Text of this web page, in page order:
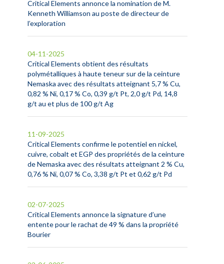
Critical Elements annonce la nomination de M.
Kenneth Williamson au poste de directeur de
l’exploration
Critical Elements obtient des résultats
polymétalliques à haute teneur sur de la ceinture
Nemaska avec des résultats atteignant 5,7 % Cu,
0,82 % Ni, 0,17 % Co, 0,39 g/t Pt, 2,0 g/t Pd, 14,8
g/t au et plus de 100 g/t Ag
04-11-2025
Critical Elements confirme le potentiel en nickel,
cuivre, cobalt et EGP des propriétés de la ceinture
de Nemaska avec des résultats atteignant 2 % Cu,
0,76 % Ni, 0,07 % Co, 3,38 g/t Pt et 0,62 g/t Pd
11-09-2025
Critical Elements annonce la signature d’une
entente pour le rachat de 49 % dans la propriété
Bourier
02-07-2025